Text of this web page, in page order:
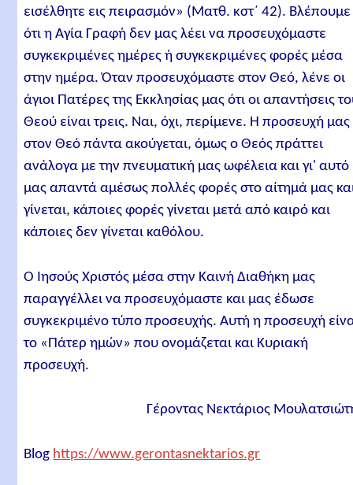
εισέλθητε εις πειρασμόν» (Ματθ. κστ΄ 42). Βλέπουμε
ότι η Αγία Γραφή δεν μας λέει να προσευχόμαστε
συγκεκριμένες ημέρες ή συγκεκριμένες φορές μέσα
στην ημέρα. Όταν προσευχόμαστε στον Θεό, λένε οι
άγιοι Πατέρες της Εκκλησίας μας ότι οι απαντήσεις
Θεού είναι τρεις. Ναι, όχι, περίμενε. Η προσευχή μας
στον Θεό πάντα ακούγεται, όμως ο Θεός πράττει
ανάλογα με την πνευματική μας ωφέλεια και γι' αυτό
μας απαντά αμέσως πολλές φορές στο αίτημά μας
γίνεται, κάποιες φορές γίνεται μετά από καιρό και
κάποιες δεν γίνεται καθόλου.
Ο Ιησούς Χριστός μέσα στην Καινή Διαθήκη μας
παραγγέλλει να προσευχόμαστε και μας έδωσε
συγκεκριμένο τύπο προσευχής. Αυτή η προσευχή
το «Πάτερ ημών» που ονομάζεται και Κυριακή
προσευχή.
Γέροντας Νεκτάριος
Βlog https://www.gerontasnektarios.gr